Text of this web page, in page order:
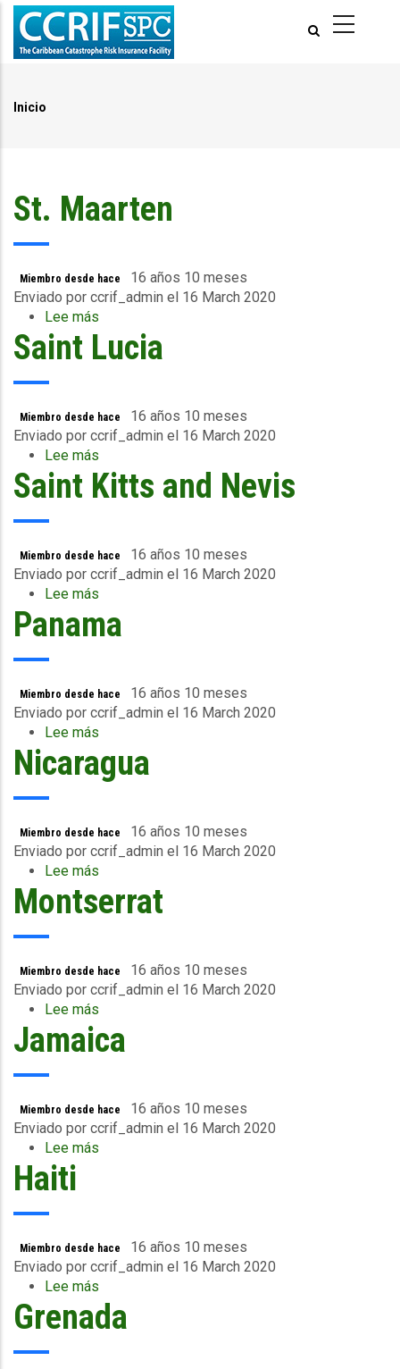
Pasar
contenido
Inicio
St. Maarten
Miembro desde hace
16 años 10 meses
Enviado por ccrif_admin el 16 March 2020
Lee más
St.
Maarten
Saint Lucia
Miembro desde hace
16 años 10 meses
Enviado por ccrif_admin el 16 March 2020
Lee más
Saint
Lucia
Saint Kitts and Nevis
Miembro desde hace
16 años 10 meses
Enviado por ccrif_admin el 16 March 2020
Lee más
Saint
Kitts
Panama
Miembro desde hace
16 años 10 meses
Enviado por ccrif_admin el 16 March 2020
Lee más
Panama
Nicaragua
Miembro desde hace
16 años 10 meses
Enviado por ccrif_admin el 16 March 2020
Lee más
Nicaragua
Montserrat
Miembro desde hace
16 años 10 meses
Enviado por ccrif_admin el 16 March 2020
Lee más
Montserrat
Jamaica
Miembro desde hace
16 años 10 meses
Enviado por ccrif_admin el 16 March 2020
Lee más
Haiti
Miembro desde hace
16 años 10 meses
Enviado por ccrif_admin el 16 March 2020
Lee más
Haiti
Grenada